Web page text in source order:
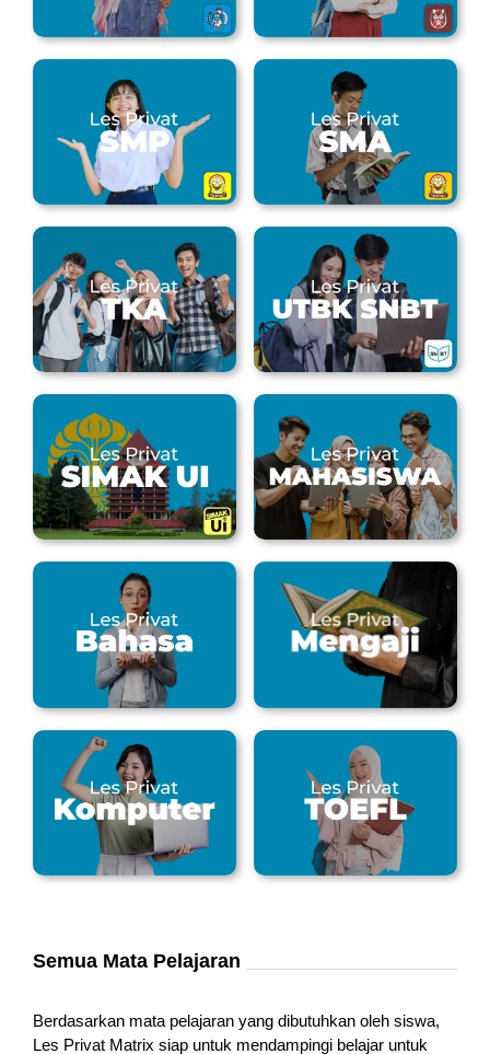
Semua Mata Pelajaran
Berdasarkan mata pelajaran yang dibutuhkan oleh siswa,
Les Privat Matrix siap untuk mendampingi belajar untuk